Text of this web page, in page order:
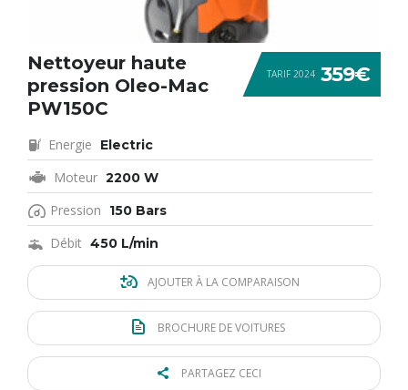
TARIF 2024 359€
Nettoyeur haute
pression Oleo-Mac
PW150C
Energie Electric
Moteur 2200 W
Pression 150 Bars
Débit 450 L/min
AJOUTER À LA COMPARAISON
BROCHURE DE VOITURES
PARTAGEZ CECI